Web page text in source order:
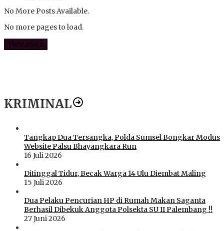
No More Posts Available.
No more pages to load.
View More
KRIMINAL
Tangkap Dua Tersangka, Polda Sumsel Bongkar Modus
Website Palsu Bhayangkara Run
16 Juli 2026
Ditinggal Tidur, Becak Warga 14 Ulu Diembat Maling
15 Juli 2026
Dua Pelaku Pencurian HP di Rumah Makan Saganta
Berhasil Dibekuk Anggota Polsekta SU II Palembang !!
27 Juni 2026